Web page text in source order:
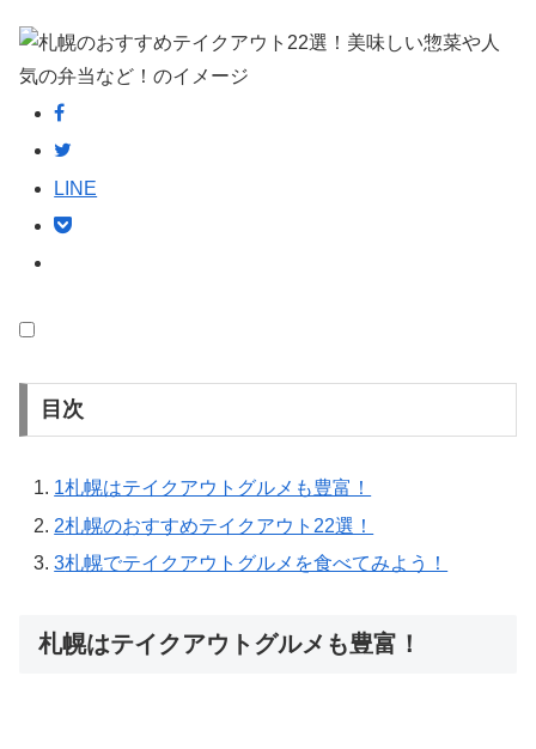
LINE
目次
1札幌はテイクアウトグルメも豊富！
2札幌のおすすめテイクアウト22選！
3札幌でテイクアウトグルメを食べてみよう！
札幌はテイクアウトグルメも豊富！